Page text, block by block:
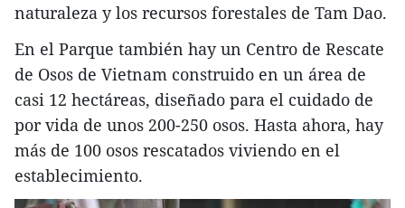
naturaleza y los recursos forestales de Tam Dao.
En el Parque también hay un Centro de Rescate
de Osos de Vietnam construido en un área de
casi 12 hectáreas, diseñado para el cuidado de
por vida de unos 200-250 osos. Hasta ahora, hay
más de 100 osos rescatados viviendo en el
establecimiento.